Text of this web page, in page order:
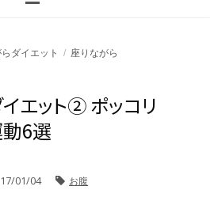
ダイエット 座りながら
エット② ポッコリ
6選
01/04 お腹